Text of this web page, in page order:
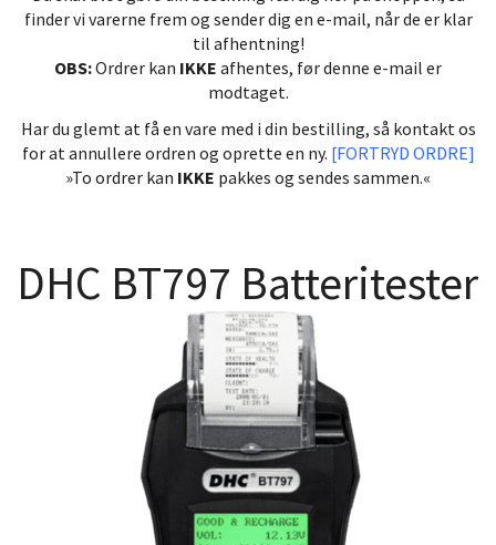
finder vi varerne frem og sender dig en e-mail, når de er klar
til afhentning!
OBS:Ordrer kan IKKE afhentes, før denne e-mail er
modtaget.
Har du glemt at få en vare med i din bestilling, så kontakt os
for at annullere ordren og oprette en ny. [FORTRYD ORDRE]
»To ordrer kan IKKE pakkes og sendes sammen.«
DHC BT797 Batteritester